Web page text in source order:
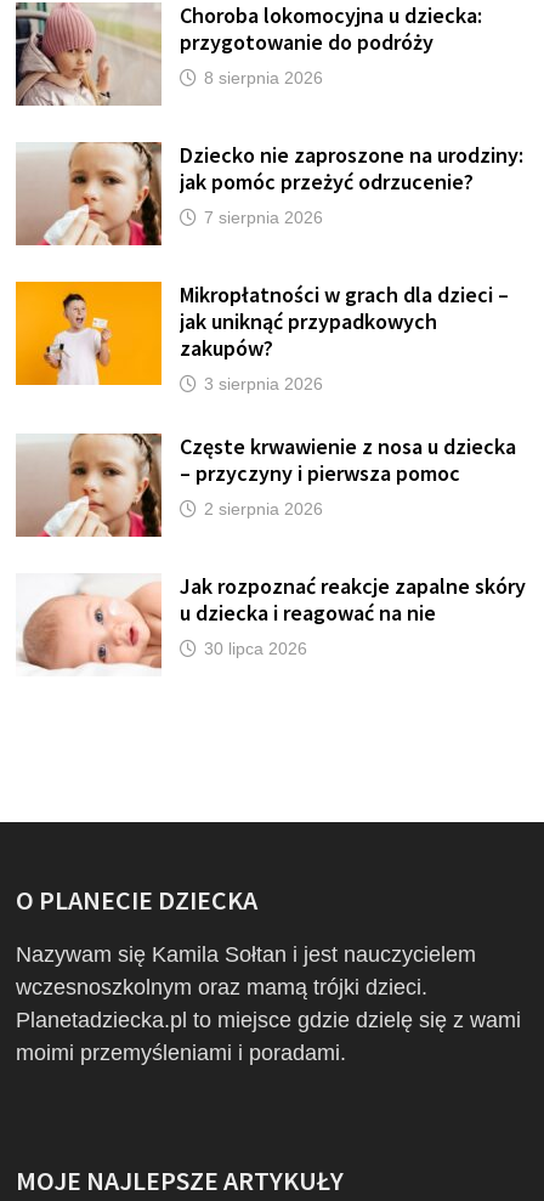
Choroba lokomocyjna u dziecka:
przygotowanie do podróży
8 sierpnia 2026
Dziecko nie zaproszone na urodziny:
jak pomóc przeżyć odrzucenie?
7 sierpnia 2026
Mikropłatności w grach dla dzieci –
jak uniknąć przypadkowych
zakupów?
3 sierpnia 2026
Częste krwawienie z nosa u dziecka
– przyczyny i pierwsza pomoc
2 sierpnia 2026
Jak rozpoznać reakcje zapalne skóry
u dziecka i reagować na nie
30 lipca 2026
O PLANECIE DZIECKA
Nazywam się Kamila Sołtan i jest nauczycielem
wczesnoszkolnym oraz mamą trójki dzieci.
Planetadziecka.pl to miejsce gdzie dzielę się z wami
moimi przemyśleniami i poradami.
MOJE NAJLEPSZE ARTYKUŁY